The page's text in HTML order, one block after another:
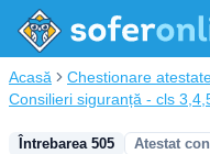
Acasă
Chestionare
Consilieri siguranță - cls
Întrebarea 505
Atestat